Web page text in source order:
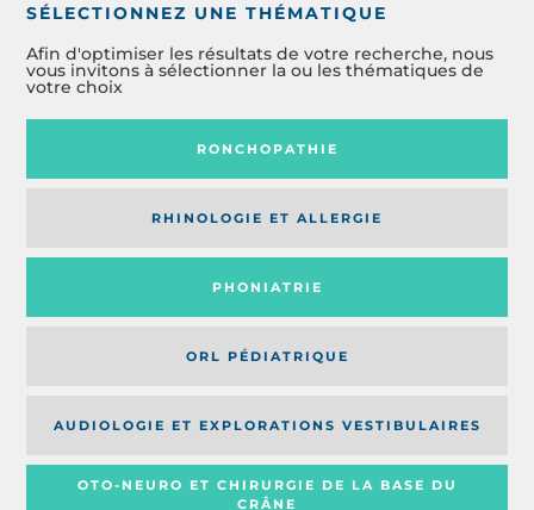
SÉLECTIONNEZ UNE THÉMATIQUE
Afin d'optimiser les résultats de votre recherche, nous
vous invitons à sélectionner la ou les thématiques de
votre choix
RONCHOPATHIE
RHINOLOGIE ET ALLERGIE
PHONIATRIE
ORL PÉDIATRIQUE
AUDIOLOGIE ET EXPLORATIONS VESTIBULAIRES
OTO-NEURO ET CHIRURGIE DE LA BASE DU
CRÂNE